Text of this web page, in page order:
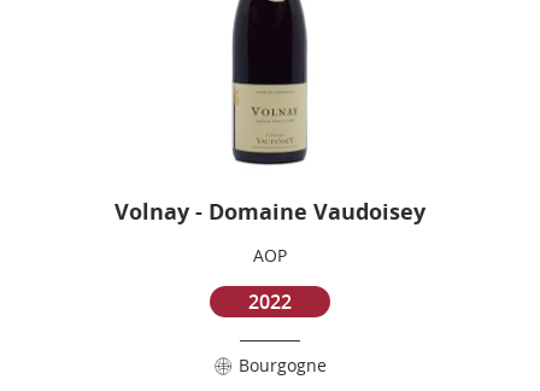
Volnay - Domaine Vaudoisey
AOP
2022
Bourgogne